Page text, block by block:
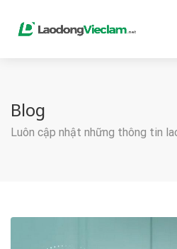
Blog
Luôn cập nhật những thông tin